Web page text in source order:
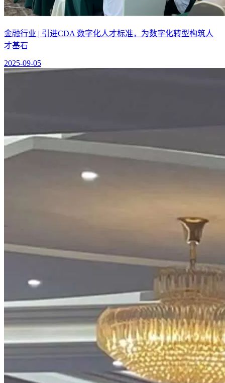
金融行业 | 引进CDA 数字化人才标准，为数字化转型构筑人
才基石
2025-09-05